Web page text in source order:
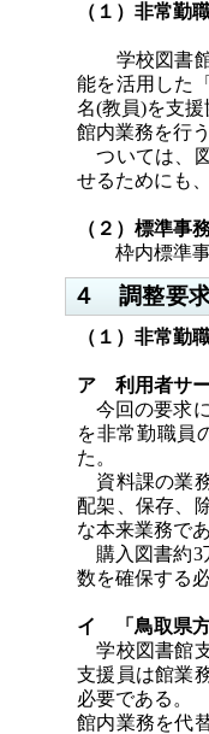
（１）非常勤
学校図書館
能を活用した
名(教員)を支
館内業務を行
ついては
せるためにも
（２）標準事
枠内標準事
４ 調整要
（１）非常勤
ア 利用者サー
今回の要求
を非常勤職員
た。
資料課の業
配架、保存、
な本来業務で
購入図書約3
数を確保する
イ 「鳥取県方
学校図書館
支援員は館業
必要である。
館内業務を代